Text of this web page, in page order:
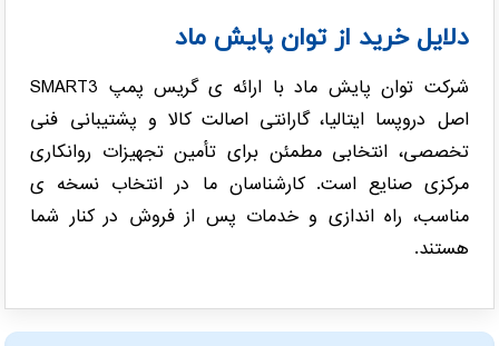
دلایل خرید از توان پایش ماد
شرکت توان پایش ماد با ارائه ی گریس پمپ SMART3
اصل دروپسا ایتالیا، گارانتی اصالت کالا و پشتیبانی فنی
تخصصی، انتخابی مطمئن برای تأمین تجهیزات روانکاری
مرکزی صنایع است. کارشناسان ما در انتخاب نسخه ی
مناسب، راه اندازی و خدمات پس از فروش در کنار شما
هستند.